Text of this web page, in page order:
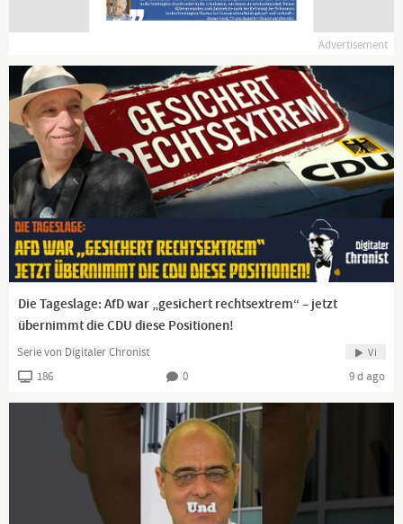
Ich sehe und fühle Dinge und Menschen. Ich liebe die Epoche der
Aufklärung und die der Romantik. Ich bin fähig, zu erschaffen,
zu begreifen und zu differenzieren. Ich will euch von meinen
Gedanken erzählen.
Manchmal sehe ich die Lüge. Wenn ich kann, kämpfe ich
dagegen an. Dafür dient diese Seite.
Schließe dich mir an!
Advertisement
Die Tageslage: AfD war „gesichert rechtsextrem“ – jetzt
übernimmt die CDU diese Positionen!
Serie von Digitaler Chronist Vi
186 0 9 d ago